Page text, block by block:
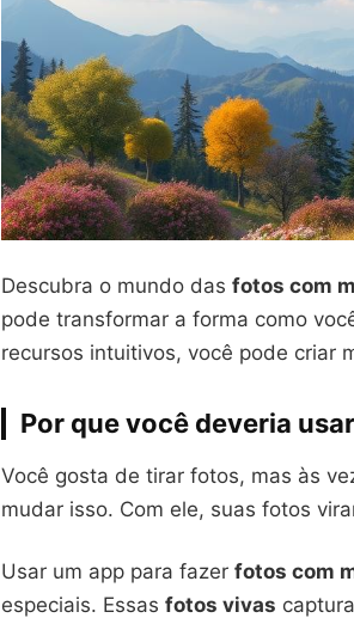
Descubra o mundo das fotos com
pode transformar a forma como
recursos intuitivos, você pode criar
Por que você deveria
Você gosta de tirar fotos, mas às
mudar isso. Com ele, suas fotos
Usar um app para fazer fotos com
especiais. Essas fotos vivas